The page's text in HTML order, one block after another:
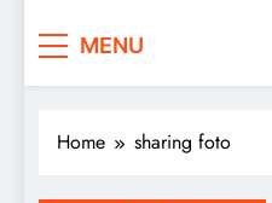
MENU
Home sharing foto